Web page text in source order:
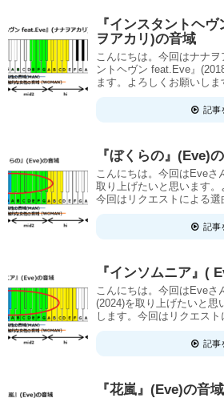
『インスタントヘ
ヲアカリ)の音域
こんにちは。今回はナナ
ントヘヴン feat.Eve』
ます。よろしくお願いしま
記事
『ぼくらの』(Eve)
こんにちは。今回はEveさ
取り上げたいと思います。
今回はリクエストによる選
記事
『インソムニア』(
こんにちは。今回はEveさ
(2024)を取り上げたいと思
します。今回はリクエスト
記事
『花嵐』(Eve)の音域